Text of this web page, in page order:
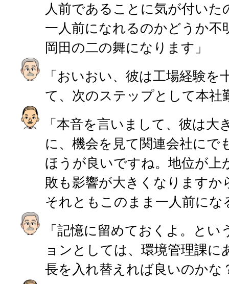
人前であることに気が付い
一人前になれるのかどうか不
岡田の二の舞になります」
「おいおい、彼は工場経験を
て、次のステップとして本社
「本音を言いまして、彼は大
に、機会を見て関連会社にで
ほうが良いですね。地位が上
敗も影響が大きくなりますか
それともこのまま一人前にな
「記憶に留めておくよ。とい
ョンとしては、環境管理課に
長を入れ替えれば良いのかな